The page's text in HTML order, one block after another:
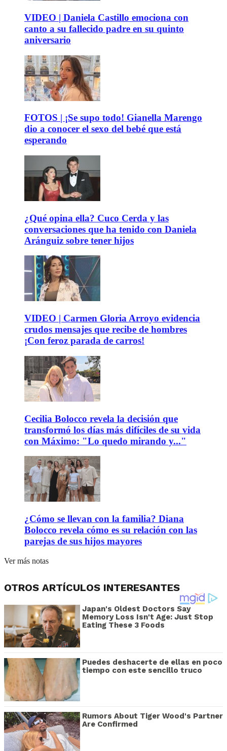
VIDEO | Daniela Castillo emociona con
canto a su fallecido padre en su quinto
aniversario
FOTOS | ¡Se supo todo! Gianella Marengo
dio a conocer el sexo del bebé que está
esperando
¿Qué opina ella? Cuco Cerda y las
conversaciones que ha tenido con Daniela
Aránguiz sobre tener hijos
VIDEO | Carmen Gloria Arroyo evidencia
crudos mensajes que recibe de hombres
¡Con feroz parada de carros!
Cecilia Bolocco revela la decisión que
transformó los días más difíciles de su vida
con Máximo: "Lo quedo mirando y..."
¿Cómo se llevan con la familia? Diana
Bolocco revela cómo es su relación con las
parejas de sus hijos mayores
Ver más notas
OTROS ARTÍCULOS INTERESANTES
Japan's Oldest Doctors Say
Memory Loss Isn't Age: Just Stop
Eating These 3 Foods
Puedes deshacerte de ellas en poco
tiempo con este sencillo truco
Rumors About Tiger Wood's Partner
Are Confirmed